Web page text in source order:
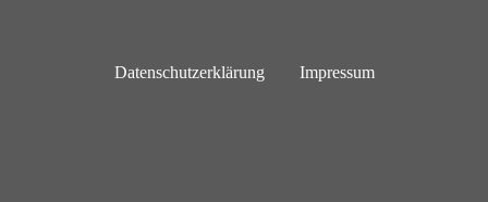
Datenschutzerklärung Impressum